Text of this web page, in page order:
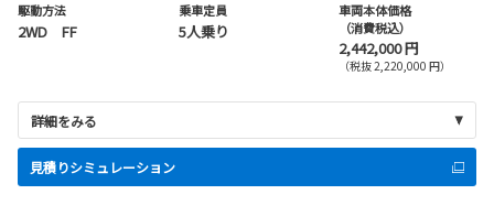
駆動方法
2WD FF
乗車定員
5人乗り
車両本体価格
（消費税込）
2,442,000 円
（税抜 2,220,000 円）
詳細をみる
見積りシミュレーション